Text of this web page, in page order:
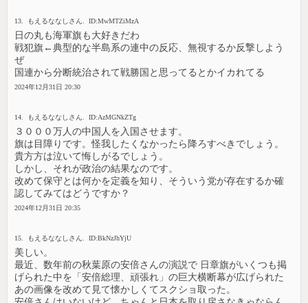
13. もえるななしさん. ID:MwMTZiMzA
日の丸も海軍旗も大好きだわ
戦犯旗←典型的な半島系の連中の反応、無視するか反撃しよう
ぜ
国連から分断統治されて戦勝国と思ってるとかイカれてる
2024年12月31日 20:30
14. もえるななしさん. ID:AzMGNkZTg
３０００万人の中国人を入国させます。
旗は目障りです。怪我したくなかったら降ろすべきでしょう。
貴方方は泣いて悔しがるでしょう。
しかし、それが政治の結果なのです。
改めて保守とは何かを定義を知り、そういう党が存在するか確
認してみてはどうですか？
2024年12月31日 20:35
15. もえるななしさん. ID:BkNzJhYjU
美しい。
最近、数年前の秋葉原の安倍さんの演説で 日章旗がいくつも掲
げられた中を「安倍総理、頑張れ」の巨大横断幕が広げられた
あの画像を改めて見て懐かしくてスクショ取った。